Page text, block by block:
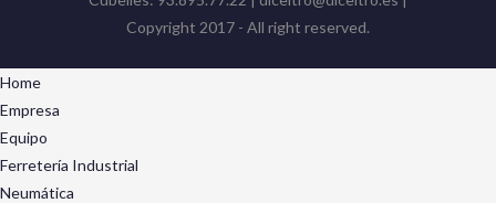
Copyright 2017 - All right reserved.
Home
Empresa
Equipo
Ferretería Industrial
Neumática